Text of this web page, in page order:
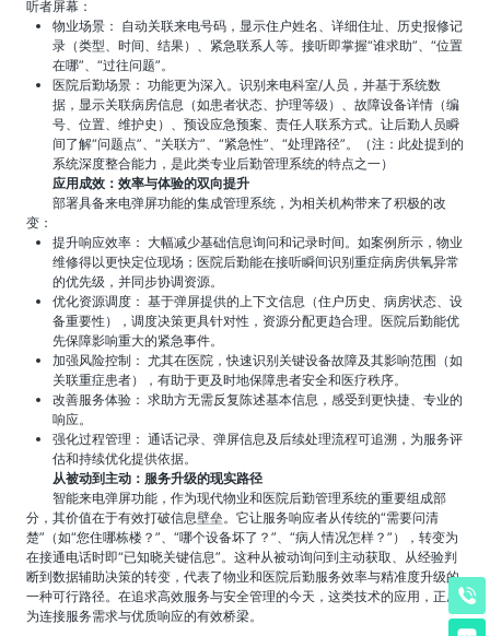
听者屏幕：
物业场景： 自动关联来电号码，显示住户姓名、详细住址、历史报修记
录（类型、时间、结果）、紧急联系人等。接听即掌握“谁求助”、“位置
在哪”、“过往问题”。
医院后勤场景： 功能更为深入。识别来电科室/人员，并基于系统数
据，显示关联病房信息（如患者状态、护理等级）、故障设备详情（编
号、位置、维护史）、预设应急预案、责任人联系方式。让后勤人员瞬
间了解“问题点”、“关联方”、“紧急性”、“处理路径”。（注：此处提到的
系统深度整合能力，是此类专业后勤管理系统的特点之一）
应用成效：效率与体验的双向提升
部署具备来电弹屏功能的集成管理系统，为相关机构带来了积极的改
变：
提升响应效率： 大幅减少基础信息询问和记录时间。如案例所示，物业
维修得以更快定位现场；医院后勤能在接听瞬间识别重症病房供氧异常
的优先级，并同步协调资源。
优化资源调度： 基于弹屏提供的上下文信息（住户历史、病房状态、设
备重要性），调度决策更具针对性，资源分配更趋合理。医院后勤能优
先保障影响重大的紧急事件。
加强风险控制： 尤其在医院，快速识别关键设备故障及其影响范围（如
关联重症患者），有助于更及时地保障患者安全和医疗秩序。
改善服务体验： 求助方无需反复陈述基本信息，感受到更快捷、专业的
响应。
强化过程管理： 通话记录、弹屏信息及后续处理流程可追溯，为服务评
估和持续优化提供依据。
从被动到主动：服务升级的现实路径
智能来电弹屏功能，作为现代物业和医院后勤管理系统的重要组成部
分，其价值在于有效打破信息壁垒。它让服务响应者从传统的“需要问清
楚”（如“您住哪栋楼？”、“哪个设备坏了？”、“病人情况怎样？”），转变为
在接通电话时即“已知晓关键信息”。这种从被动询问到主动获取、从经验判
断到数据辅助决策的转变，代表了物业和医院后勤服务效率与精准度升级的
一种可行路径。在追求高效服务与安全管理的今天，这类技术的应用，正成
为连接服务需求与优质响应的有效桥梁。